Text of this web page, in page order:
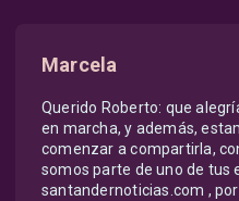
Marcela
Querido Roberto: que
en marcha, y además,
comenzar a compartirla,
somos parte de uno de tus
santandernoticias.com ,